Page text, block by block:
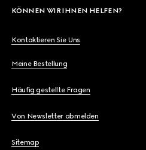
KÖNNEN WIR IHNEN HELFEN?
Kontaktieren Sie Uns
Meine Bestellung
Häufig gestellte Fragen
Von Newsletter abmelden
Sitemap